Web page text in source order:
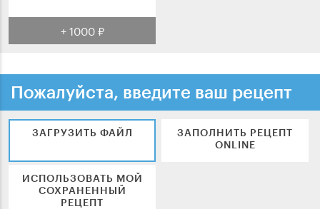
+ 1000 ₽
Пожалуйста, введите ваш рецепт
ЗАГРУЗИТЬ ФАЙЛ
ЗАПОЛНИТЬ РЕЦЕПТ
ONLINE
ИСПОЛЬЗОВАТЬ МОЙ
СОХРАНЕННЫЙ
РЕЦЕПТ